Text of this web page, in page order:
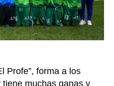
deportistas:
Carlos
Alberto
Palacios
Profe”, forma a los
muchas ganas y